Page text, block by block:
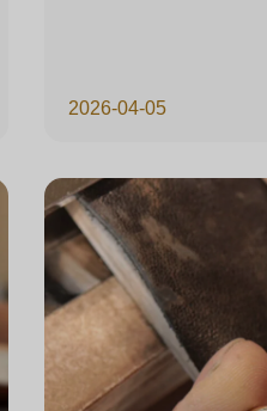
2026-04-05